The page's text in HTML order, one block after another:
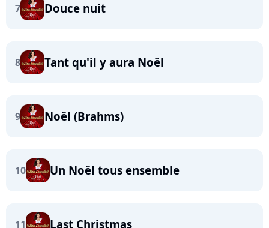
7 Douce nuit
8 Tant qu'il y aura Noël
9 Noël (Brahms)
10 Un Noël tous ensemble
11 Last Christmas